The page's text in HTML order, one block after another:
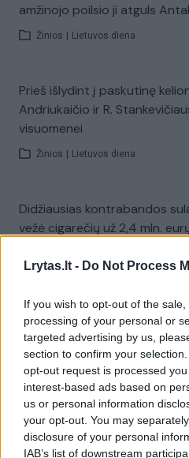
Lrytas.lt - Do Not Process
If you wish to opt-out of the
processing of your personal or
targeted advertising by us,
section to confirm your
opt-out request is processed
interest-based ads based on
us or personal information
your opt-out. You may
disclosure of your personal
IAB’s list of downstream
amžinojo poilsio ji atguls
Žinios Lietuvos diena
Prieš išlydint į paskutinę
Andriukaičio ir R.
visuomenei
Žinios Lietuvos diena
Didžiausias kontrabandos
vežė cigarečių už 2,4 mln.
Visi
Žiūrimiausi
Pateikė daugiau detalių apie